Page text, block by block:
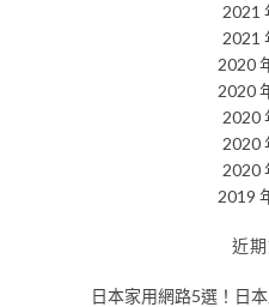
2021
2021
2020
2020
2020
2020
2020
2019
近
日本家用網路5選！日